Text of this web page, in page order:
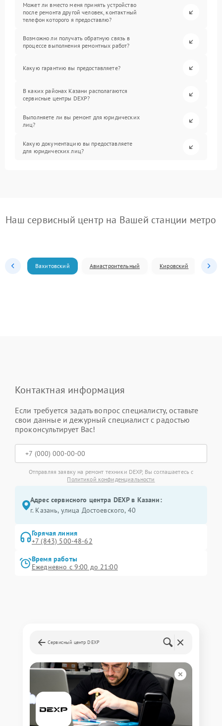
Может ли вместо меня принять устройство
после ремонта другой человек, контактный
телефон которого я предоставлю?
Возможно ли получать обратную связь в
процессе выполнения ремонтных работ?
Какую гарантию вы предоставляете?
В каких районах Казани располагаются
сервисные центры DEXP?
Выполняете ли вы ремонт для юридических
лиц?
Какую документацию вы предоставляете
для юридических лиц?
Наш сервисный центр на Вашей станции метро
Вахитовский Авиастроительный Кировский
Контактная информация
Если требуется задать вопрос специалисту, оставьте
свои данные и дежурный специалист с радостью
проконсультирует Вас!
Отправляя заявку на ремонт техники DEXP, Вы соглашаетесь с
Политикой конфиденциальности
Адрес сервисного центра DEXP в Казани:
г. Казань, улица Достоевского, 40
Горячая линия
+7 (843) 500-48-62
Время работы
Ежедневно с 9:00 до 21:00
Сервисный центр DEXP